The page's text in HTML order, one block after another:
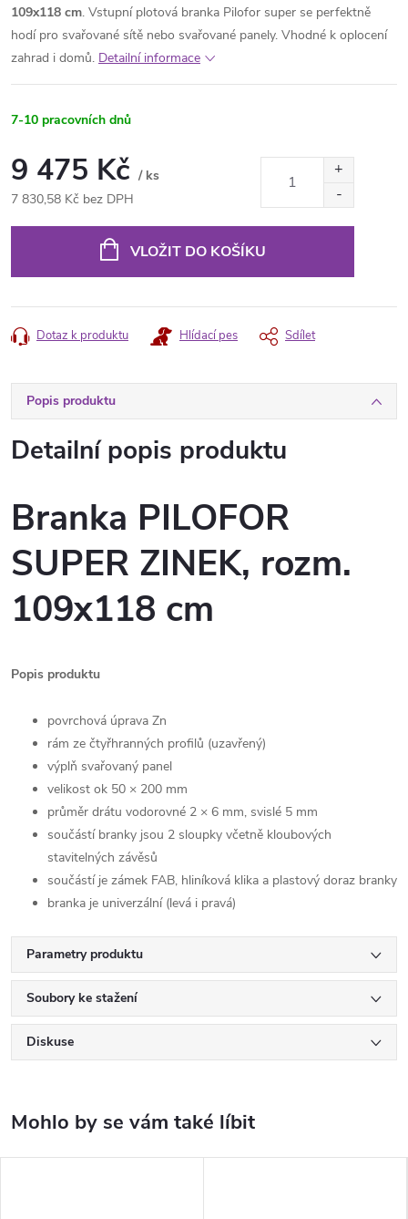
109x118 cm. Vstupní plotová branka Pilofor super se perfektně
hodí pro svařované sítě nebo svařované panely. Vhodné k oplocení
zahrad i domů. Detailní informace
7-10 pracovních dnů
9 475 Kč / ks
7 830,58 Kč bez DPH
VLOŽIT DO KOŠÍKU
Dotaz k produktu Hlídací pes Sdílet
Popis produktu
Detailní popis produktu
Branka PILOFOR
SUPER ZINEK, rozm.
109x118 cm
Popis produktu
povrchová úprava Zn
rám ze čtyřhranných profilů (uzavřený)
výplň svařovaný panel
velikost ok 50 × 200 mm
průměr drátu vodorovné 2 × 6 mm, svislé 5 mm
součástí branky jsou 2 sloupky včetně kloubových
stavitelných závěsů
součástí je zámek FAB, hliníková klika a plastový doraz branky
branka je univerzální (levá i pravá)
Parametry produktu
Soubory ke stažení
Diskuse